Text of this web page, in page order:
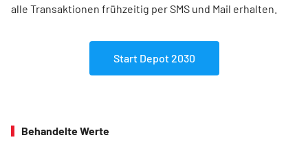
alle Transaktionen frühzeitig per SMS und Mail erhalten.
Start Depot 2030
Behandelte Werte